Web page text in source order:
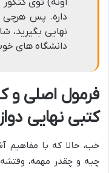
اونه) توی کنکور
داره. پس هرچی
نهایی بگیرید،
دانشگاه های
فرمول اصلی و
کتبی نهایی
خب، حالا که با مفاهیم
چیه و چقدر مهمه،